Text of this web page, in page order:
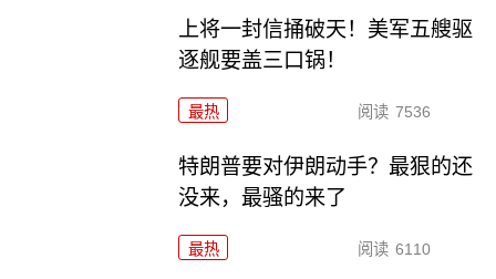
上将一封信捅破天！美军五艘驱
逐舰要盖三口锅！
最热 阅读 7536
特朗普要对伊朗动手？最狠的还
没来，最骚的来了
最热 阅读 6110